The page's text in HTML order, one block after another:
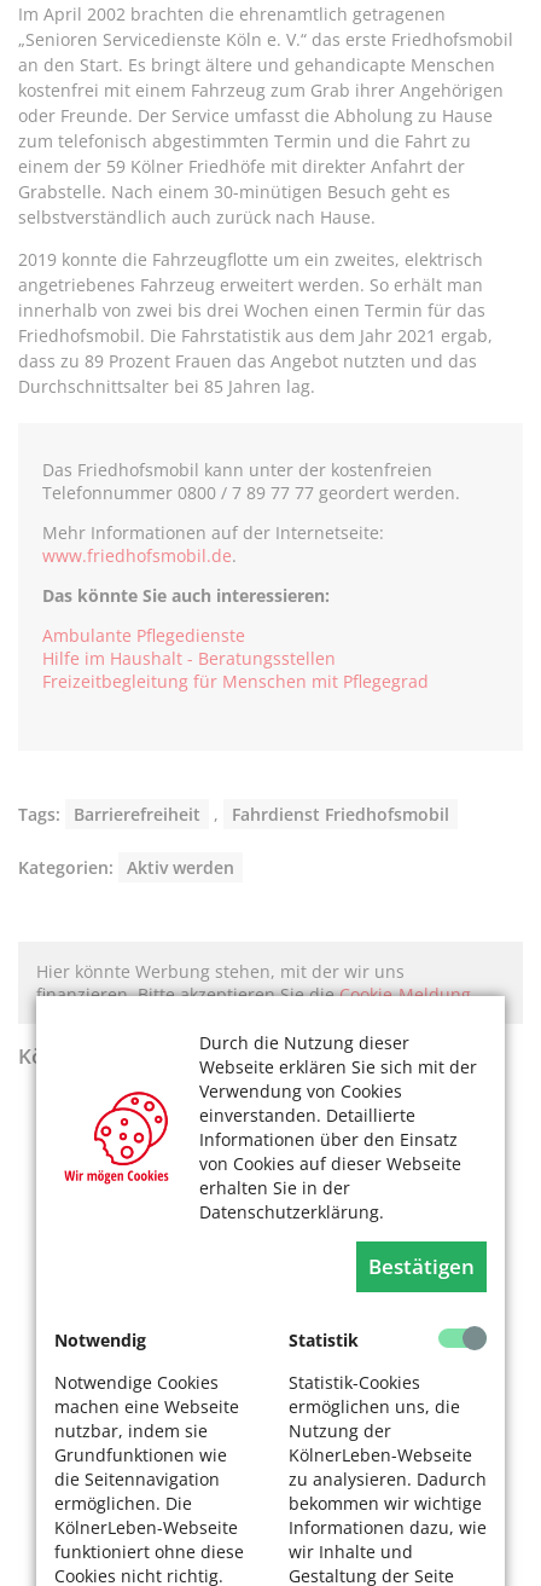
Durch die Nutzung dieser
Webseite erklären Sie sich mit der
Verwendung von Cookies
einverstanden. Detaillierte
Informationen über den Einsatz
von Cookies auf dieser Webseite
erhalten Sie in der
Datenschutzerklärung.
Bestätigen
Notwendig
Notwendige Cookies
machen eine Webseite
nutzbar, indem sie
Grundfunktionen wie
die Seitennavigation
ermöglichen. Die
KölnerLeben-Webseite
funktioniert ohne diese
Cookies nicht richtig.
Statistik
Statistik-Cookies
ermöglichen uns, die
Nutzung der
KölnerLeben-Webseite
zu analysieren. Dadurch
bekommen wir wichtige
Informationen dazu, wie
wir Inhalte und
Gestaltung der Seite
Im April 2002 brachten die ehrenamtlich getragenen
„Senioren Servicedienste Köln e. V.“ das erste Friedhofsmobil
an den Start. Es bringt ältere und gehandicapte Menschen
kostenfrei mit einem Fahrzeug zum Grab ihrer Angehörigen
oder Freunde. Der Service umfasst die Abholung zu Hause
zum telefonisch abgestimmten Termin und die Fahrt zu
einem der 59 Kölner Friedhöfe mit direkter Anfahrt der
Grabstelle. Nach einem 30-minütigen Besuch geht es
selbstverständlich auch zurück nach Hause.
2019 konnte die Fahrzeugflotte um ein zweites, elektrisch
angetriebenes Fahrzeug erweitert werden. So erhält man
innerhalb von zwei bis drei Wochen einen Termin für das
Friedhofsmobil. Die Fahrstatistik aus dem Jahr 2021 ergab,
dass zu 89 Prozent Frauen das Angebot nutzten und das
Durchschnittsalter bei 85 Jahren lag.
Das Friedhofsmobil kann unter der kostenfreien
Telefonnummer 0800 / 7 89 77 77 geordert werden.
Mehr Informationen auf der Internetseite:
www.friedhofsmobil.de.
Das könnte Sie auch interessieren:
Ambulante Pflegedienste
Hilfe im Haushalt - Beratungsstellen
Freizeitbegleitung für Menschen mit Pflegegrad
Tags: Barrierefreiheit , Fahrdienst Friedhofsmobil
Kategorien: Aktiv werden
Hier könnte Werbung stehen, mit der wir uns
finanzieren. Bitte akzeptieren Sie dieCookie-Meldung.
KölnerLeben Sommer 2026